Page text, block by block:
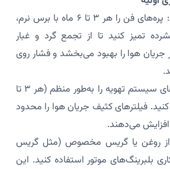
تمیز کردن پره‌های فن: پره‌های فن را هر ۳ تا ۶ ماه با برس نرم،
تمیز کنید تا از تجمع گرد و غبار
جریان هوا را بهبود می‌بخشد و فشار روی
بررسی فیلترها: فیلترهای سیستم تهویه را به‌طور منظم (هر ۳ تا
کنید. فیلترهای کثیف جریان هوا را محدود
می‌دهند.
از روغن یا گریس مخصوص (مثل گریس
بلبرینگ‌های موتور استفاده کنید. این